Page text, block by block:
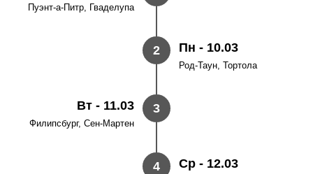
Пуэнт-а-Питр, Гваделупа
2 Пн - 10.03
Род-Таун, Тортола
3
Вт - 11.03
Филипсбург, Сен-Мартен
4 Ср - 12.03